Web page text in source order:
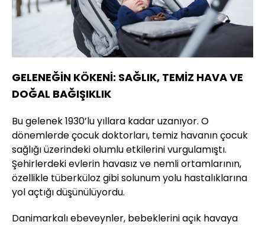
GELENEĞİN KÖKENİ: SAĞLIK, TEMİZ HAVA VE
DOĞAL BAĞIŞIKLIK
Bu gelenek 1930’lu yıllara kadar uzanıyor. O
dönemlerde çocuk doktorları, temiz havanın çocuk
sağlığı üzerindeki olumlu etkilerini vurgulamıştı.
Şehirlerdeki evlerin havasız ve nemli ortamlarının,
özellikle tüberküloz gibi solunum yolu hastalıklarına
yol açtığı düşünülüyordu.
Danimarkalı ebeveynler, bebeklerini açık havaya